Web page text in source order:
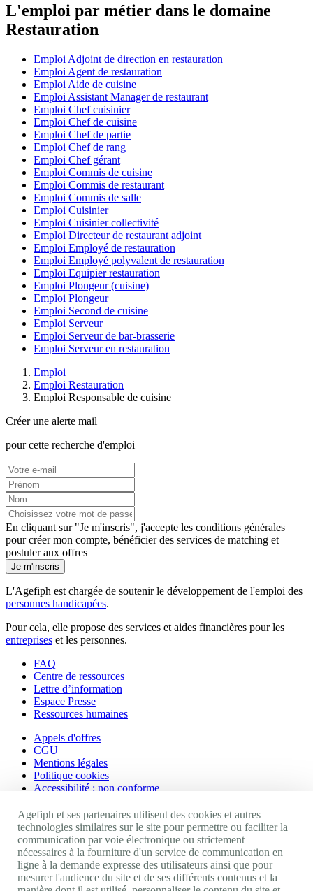
L'emploi par métier dans le domaine
Restauration
Emploi Adjoint de direction en restauration
Emploi Agent de restauration
Emploi Aide de cuisine
Emploi Assistant Manager de restaurant
Emploi Chef cuisinier
Emploi Chef de cuisine
Emploi Chef de partie
Emploi Chef de rang
Emploi Chef gérant
Emploi Commis de cuisine
Emploi Commis de restaurant
Emploi Commis de salle
Emploi Cuisinier
Emploi Cuisinier collectivité
Emploi Directeur de restaurant adjoint
Emploi Employé de restauration
Emploi Employé polyvalent de restauration
Emploi Equipier restauration
Emploi Plongeur (cuisine)
Emploi Plongeur
Emploi Second de cuisine
Emploi Serveur
Emploi Serveur de bar-brasserie
Emploi Serveur en restauration
Emploi
Emploi Restauration
Emploi Responsable de cuisine
Créer une alerte mail
pour cette recherche d'emploi
En cliquant sur "Je m'inscris", j'accepte les conditions générales
pour créer mon compte, bénéficier des services de matching et
postuler aux offres
Je m'inscris
L'Agefiph est chargée de soutenir le développement de l'emploi des
personnes handicapées.
Pour cela, elle propose des services et aides financières pour les
entreprises et les personnes.
FAQ
Centre de ressources
Lettre d’information
Espace Presse
Ressources humaines
Appels d'offres
CGU
Mentions légales
Politique cookies
Accessibilité : non conforme
Nos autres sites
Site portail Agefiph
Activateur de progrès
Handinnov
Innovation et recherche
Agefiph et ses partenaires utilisent des cookies et autres
technologies similaires sur le site pour permettre ou faciliter la
communication par voie électronique ou strictement
nécessaires à la fourniture d'un service de communication en
ligne à la demande expresse des utilisateurs ainsi que pour
mesurer l'audience du site et de ses différents contenus et la